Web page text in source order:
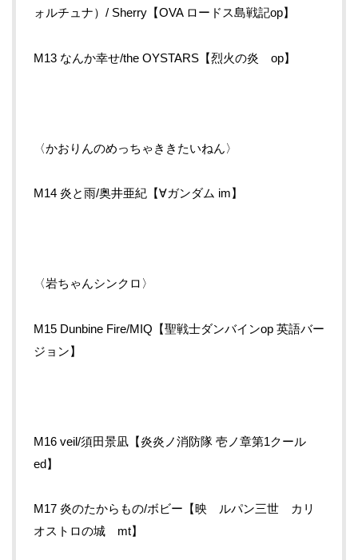
ォルチュナ）/ Sherry【OVA ロードス島戦記op】
M13 なんか幸せ/the OYSTARS【烈火の炎 op】
〈かおりんのめっちゃききたいねん〉
M14 炎と雨/奥井亜紀【∀ガンダム im】
〈岩ちゃんシンクロ〉
M15 Dunbine Fire/MIQ【聖戦士ダンバインop 英語バー
ジョン】
M16 veil/須田景凪【炎炎ノ消防隊 壱ノ章第1クール
ed】
M17 炎のたからもの/ボビー【映 ルパン三世 カリ
オストロの城 mt】